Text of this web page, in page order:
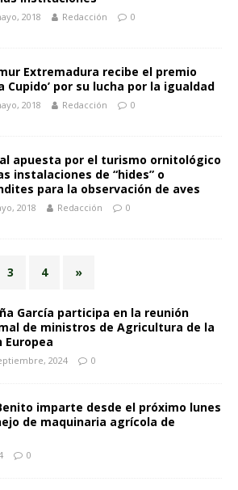
2018 Redacción 0
Extremadura recibe el premio
Cupido’ por su lucha por la igualdad
2018 Redacción 0
apuesta por el turismo ornitológico
instalaciones de “hides” o
para la observación de aves
2018 Redacción 0
3 4 »
García participa en la reunión
de ministros de Agricultura de la
Europea
2024 0
Benito imparte desde el próximo lunes
de maquinaria agrícola de
0